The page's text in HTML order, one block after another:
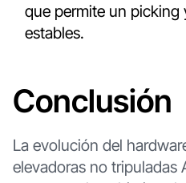
que permite un picking
estables.
Conclusión
La evolución del
elevadoras no tripuladas